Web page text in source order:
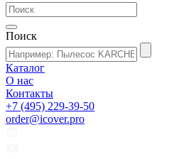
Поиск
Каталог
О нас
Контакты
+7 (495) 229-39-50
order@icover.pro